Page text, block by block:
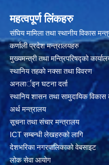
महत्वपूर्ण लिंकहरु
संघिय मामिला तथा स्थानीय विकास
कर्णाली प्रदेश मन्त्रालयहरु
मुख्यमन्त्री तथा मन्त्रिपरिषद्को
स्थानिय तहकाे नक्सा तथा विवरण
अनलार्इन घटना दर्ता
स्थानिय शासन तथा सामुदायिक
अर्थ मन्त्रालय
सूचना तथा संचार मन्त्रालय
ICT सम्बन्धी लेखहरुको लागि
देशभरिका नगरपालिकाको वेबसाइट
लोक सेवा आयोग